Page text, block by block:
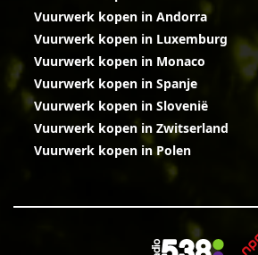
Vuurwerk kopen in Andorra
Vuurwerk kopen in Luxemburg
Vuurwerk kopen in Monaco
Vuurwerk kopen in Spanje
Vuurwerk kopen in Slovenië
Vuurwerk kopen in Zwitserland
Vuurwerk kopen in Polen